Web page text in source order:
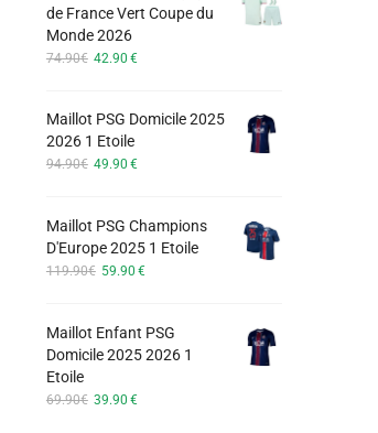
74.90€.42.90€.
de France Vert Coupe du
Monde 2026
74.90€ Le
était :
74.90€.
42.90 €Le
est :
Maillot PSG Domicile 2025
2026 1 Etoile
94.90€ Le
était :
94.90€.
49.90 €Le
est :
49.90€.
Maillot PSG Champions
D'Europe 2025 1 Etoile
119.90€ Le
était :
119.90€.
59.90 €Le
est :
59.90€.
Maillot Enfant PSG
Domicile 2025 2026 1
Etoile
69.90€ Le
39.90 €Le